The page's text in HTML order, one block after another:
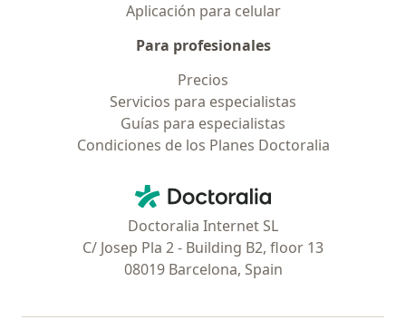
Aplicación para celular
Para profesionales
Precios
Servicios para especialistas
Guías para especialistas
Condiciones de los Planes Doctoralia
Doctoralia - Página de inicio
Doctoralia Internet SL
C/ Josep Pla 2 - Building B2, floor 13
08019 Barcelona, Spain